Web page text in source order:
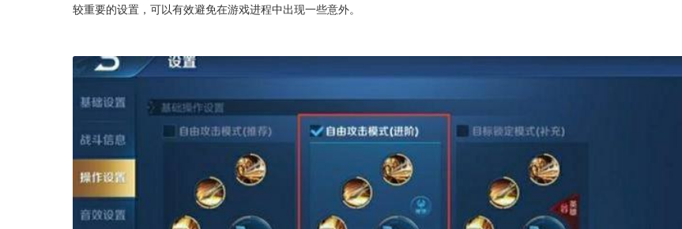
较重要的设置，可以有效避免在游戏进程中出现一些意外。